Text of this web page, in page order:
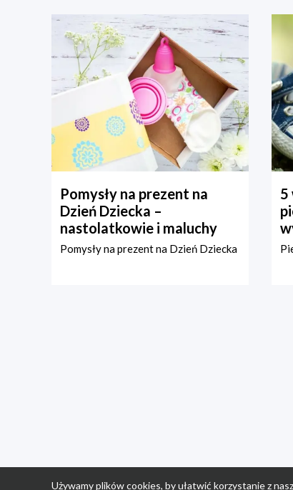
Pomysły na prezent na
Dzień Dziecka –
nastolatkowie i maluchy
Pomysły na prezent na Dzień Dziecka
5
Używamy plików cookies, by ułatwić korzystanie z